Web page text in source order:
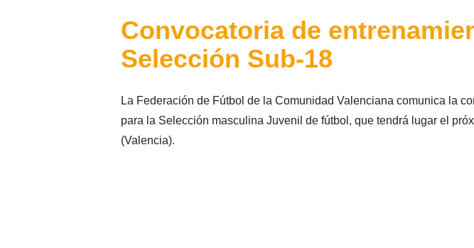
Convocatoria de
Selección Sub-18
La Federación de Fútbol de la Comunidad Valenciana comunica la
para la Selección masculina Juvenil de fútbol, que tendrá lugar el
(Valencia).